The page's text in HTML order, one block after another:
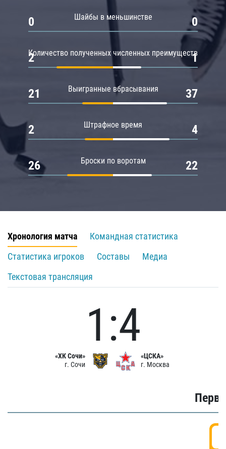
Шайбы в меньшинстве
0 0
Количество полученных численных преимуществ
2 1
Выигранные вбрасывания
21 37
Штрафное время
2 4
Броски по воротам
26 22
Хронология матча
Командная статистика
Статистика игроков
Составы
Медиа
Текстовая трансляция
«ХК Сочи»
г. Сочи
1:4
«ЦСКА»
г. Москва